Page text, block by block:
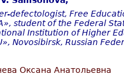
defectologist, Free
student of the Federal
Institution of Higher
Novosibirsk, Russian
Оксана Анатольевна